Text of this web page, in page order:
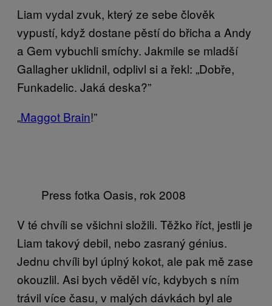
Liam vydal zvuk, který ze sebe člověk
vypustí, když dostane pěstí do břicha a Andy
a Gem vybuchli smíchy. Jakmile se mladší
Gallagher uklidnil, odplivl si a řekl: „Dobře,
Funkadelic. Jaká deska?”
„Maggot Brain!”
Press fotka Oasis, rok 2008
V té chvíli se všichni složili. Těžko říct, jestli je
Liam takový debil, nebo zasraný génius.
Jednu chvíli byl úplný kokot, ale pak mě zase
okouzlil. Asi bych věděl víc, kdybych s ním
trávil více času, v malých dávkách byl ale